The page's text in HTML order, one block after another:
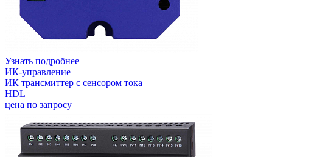
Узнать подробнее
ИК-управление
ИК трансмиттер с сенсором тока
HDL
цена по запросу